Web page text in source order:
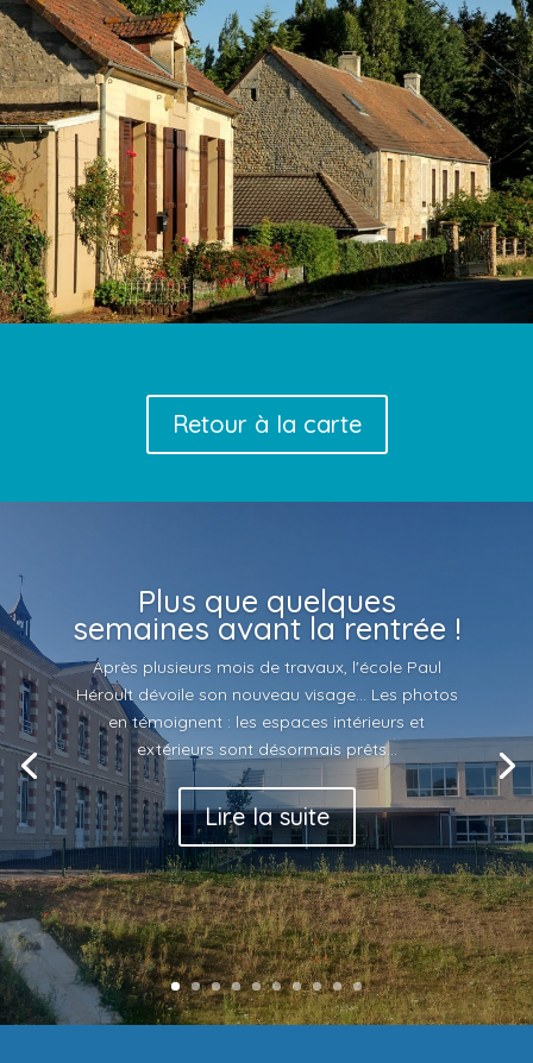
Retour à la carte
Plus que quelques
semaines avant la rentrée !
Après plusieurs mois de travaux, l'école Paul
Héroult dévoile son nouveau visage... Les photos
en témoignent : les espaces intérieurs et
extérieurs sont désormais prêts...
Lire la suite